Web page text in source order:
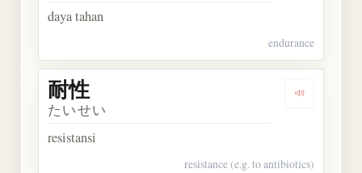
daya tahan
endurance
Dengarkan
耐性
たいせい
resistansi
resistance (e.g. to antibiotics)